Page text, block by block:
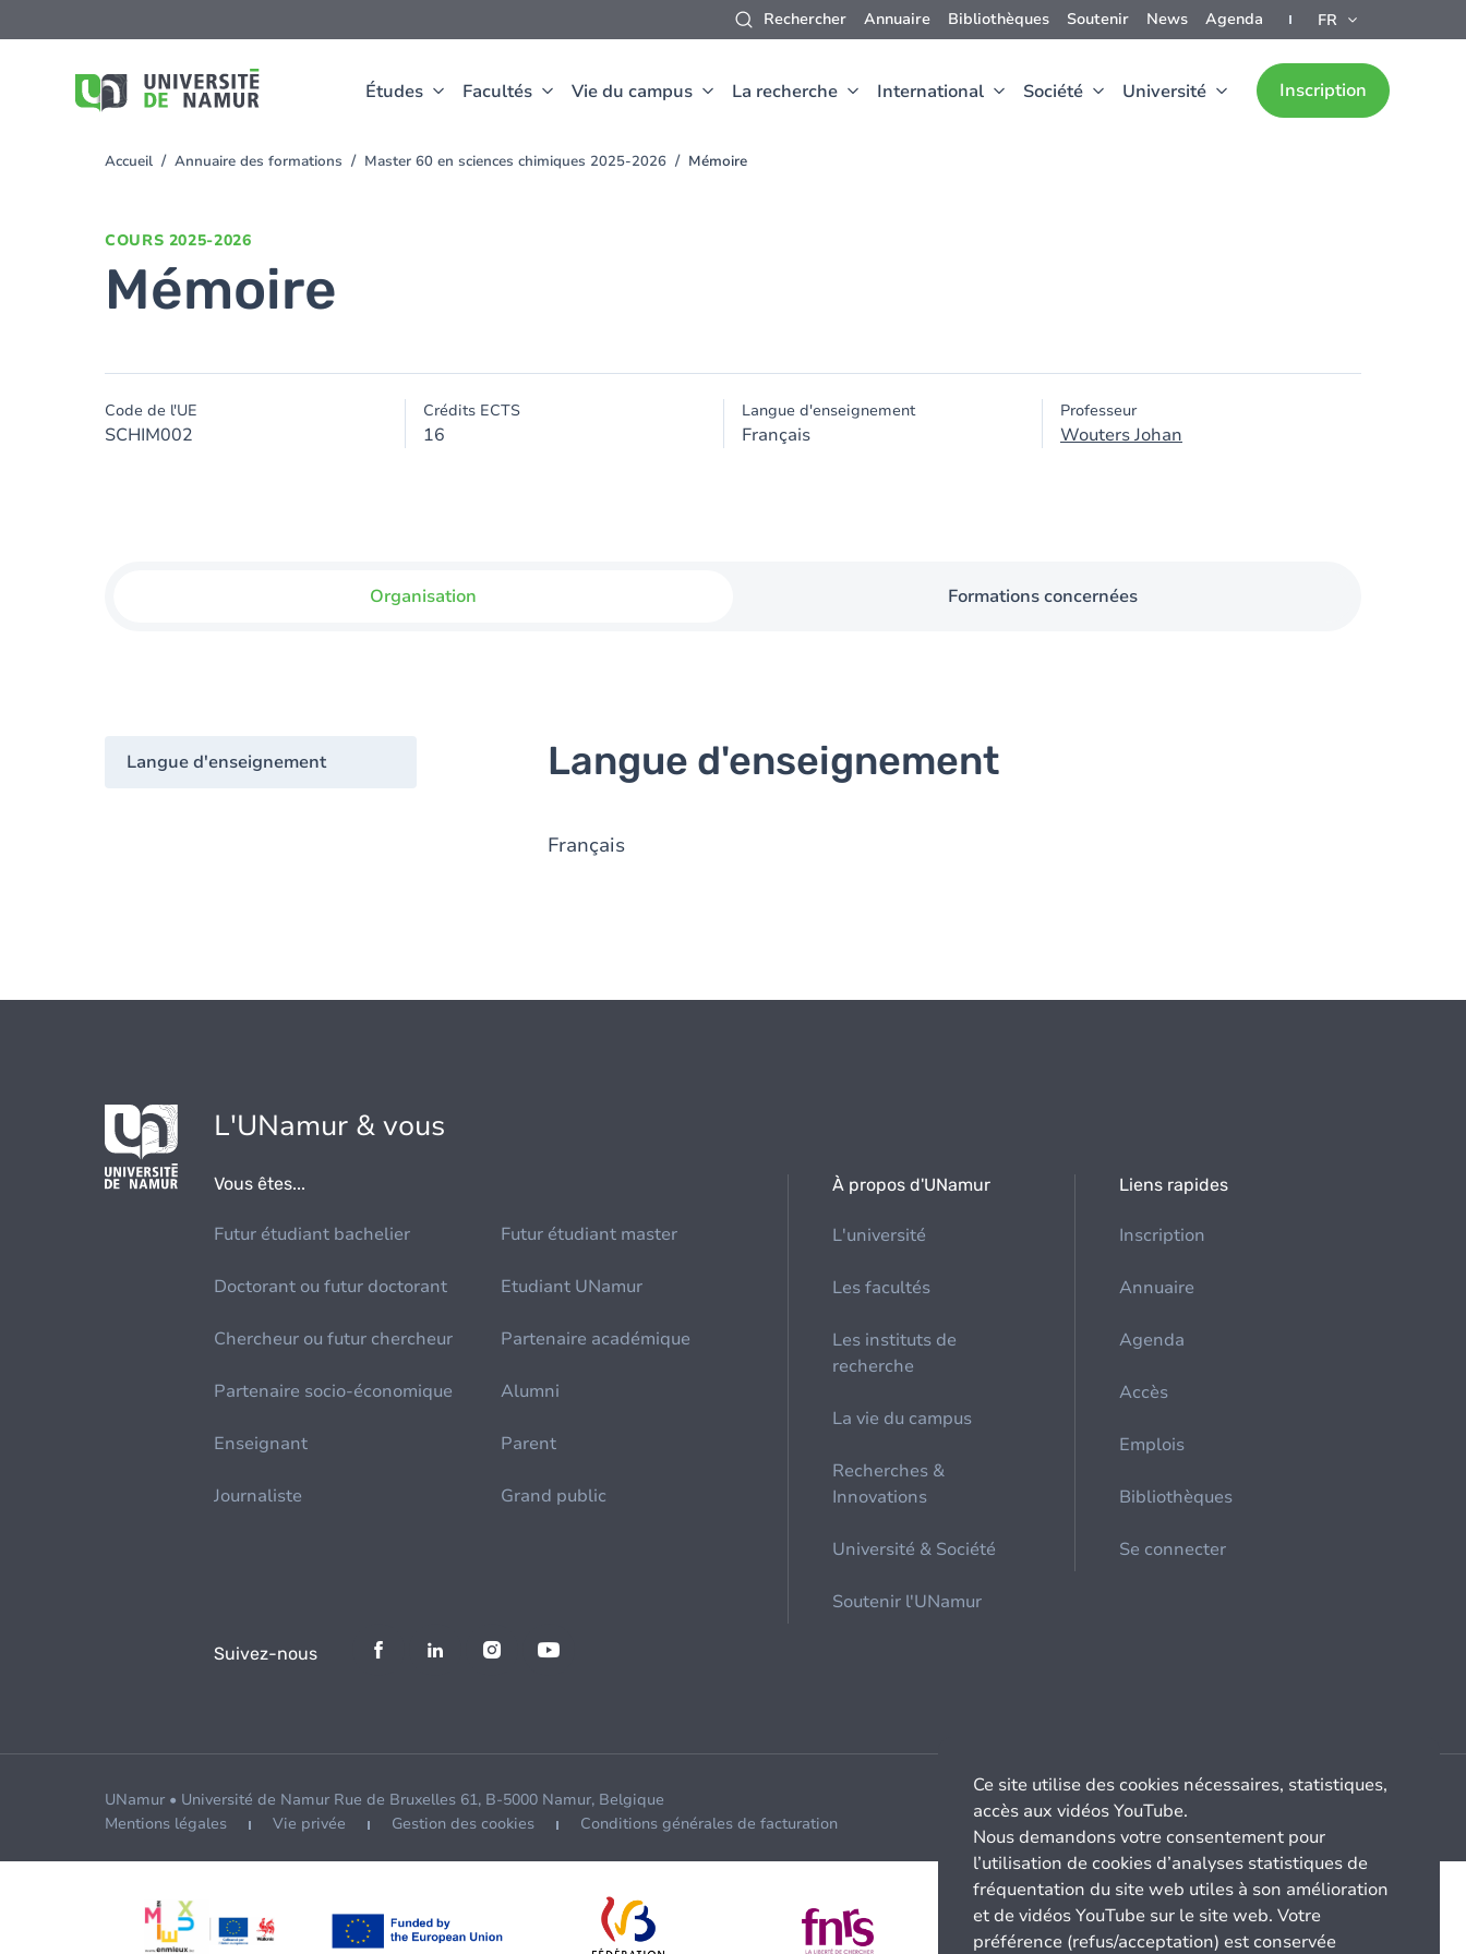
Rechercher Annuaire Bibliothèques Soutenir News Agenda FR
Études Facultés Vie du campus La recherche International Société Université Inscription
au
You
Accueil Annuaire des formations Master 60 en sciences chimiques 2025-2026 Mémoire
COURS 2025-2026
Mémoire
Code de l'UE
SCHIM002
Crédits ECTS
16
Langue d'enseignement
Français
Professeur
Wouters Johan
Organisation Formations concernées
Langue d'enseignement Langue d'enseignement
Français
L'UNamur & vous
Vous êtes...
Futur étudiant bachelier Futur étudiant master
Doctorant ou futur doctorant Etudiant UNamur
Chercheur ou futur chercheur Partenaire académique
Partenaire socio-économique Alumni
Enseignant Parent
Journaliste Grand public
À propos d'UNamur
L'université
Les facultés
Les instituts de
recherche
La vie du campus
Recherches &
Innovations
Université & Société
Soutenir l'UNamur
Liens rapides
Inscription
Annuaire
Agenda
Accès
Emplois
Bibliothèques
Se connecter
Suivez-nous
UNamur • Université de Namur Rue de Bruxelles 61, B-5000 Namur, Belgique
Mentions légales
Vie privée Gestion des cookies Conditions générales de facturation
Ce site utilise des cookies nécessaires, statistiques,
accès aux vidéos YouTube.
Nous demandons votre consentement pour
l’utilisation de cookies d’analyses statistiques de
fréquentation du site web utiles à son amélioration
et de vidéos YouTube sur le site web. Votre
préférence (refus/acceptation) est conservée